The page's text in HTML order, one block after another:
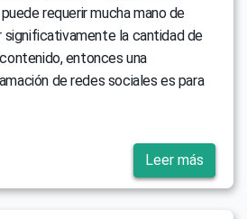
requerir mucha mano de
significativamente la cantidad de
entonces una
de redes sociales es para
Leer más